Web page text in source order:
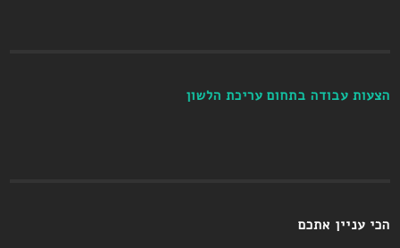
הצעות עבודה בתחום עריכת הלשון
הכי עניין אתכם